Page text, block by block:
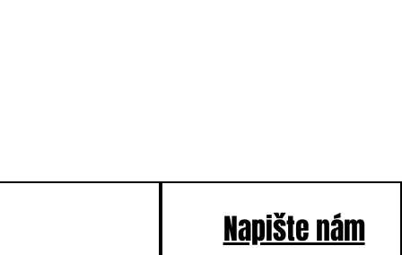
Napište nám